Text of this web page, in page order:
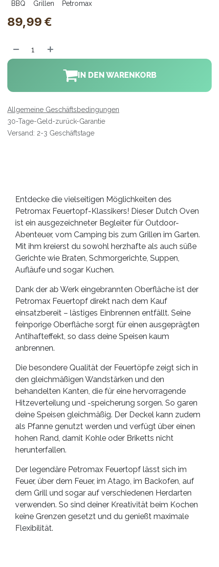
BBQ Grillen Petromax
89,99 €
IN DEN WARENKORB
Allgemeine Geschäftsbedingungen
30-Tage-Geld-zurück-Garantie
Versand: 2-3 Geschäftstage
Entdecke die vielseitigen Möglichkeiten des
Petromax Feuertopf-Klassikers! Dieser Dutch Oven
ist ein ausgezeichneter Begleiter für Outdoor-
Abenteuer, vom Camping bis zum Grillen im Garten.
Mit ihm kreierst du sowohl herzhafte als auch süße
Gerichte wie Braten, Schmorgerichte, Suppen,
Aufläufe und sogar Kuchen.
Dank der ab Werk eingebrannten Oberfläche ist der
Petromax Feuertopf direkt nach dem Kauf
einsatzbereit – lästiges Einbrennen entfällt. Seine
feinporige Oberfläche sorgt für einen ausgeprägten
Antihafteffekt, so dass deine Speisen kaum
anbrennen.
Die besondere Qualität der Feuertöpfe zeigt sich in
den gleichmäßigen Wandstärken und den
behandelten Kanten, die für eine hervorragende
Hitzeverteilung und -speicherung sorgen. So garen
deine Speisen gleichmäßig. Der Deckel kann zudem
als Pfanne genutzt werden und verfügt über einen
hohen Rand, damit Kohle oder Briketts nicht
herunterfallen.
Der legendäre Petromax Feuertopf lässt sich im
Feuer, über dem Feuer, im Atago, im Backofen, auf
dem Grill und sogar auf verschiedenen Herdarten
verwenden. So sind deiner Kreativität beim Kochen
keine Grenzen gesetzt und du genießt maximale
Flexibilität.